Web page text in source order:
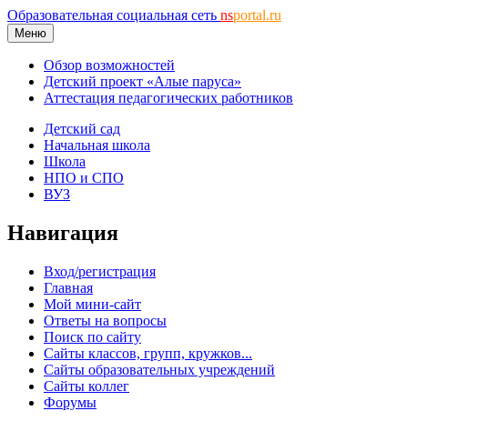
Образовательная социальная сеть nsportal.ru
Меню
Обзор возможностей
Детский проект «Алые паруса»
Аттестация педагогических работников
Детский сад
Начальная школа
Школа
НПО и СПО
ВУЗ
Навигация
Вход/регистрация
Главная
Мой мини-сайт
Ответы на вопросы
Поиск по сайту
Сайты классов, групп, кружков...
Сайты образовательных учреждений
Сайты коллег
Форумы